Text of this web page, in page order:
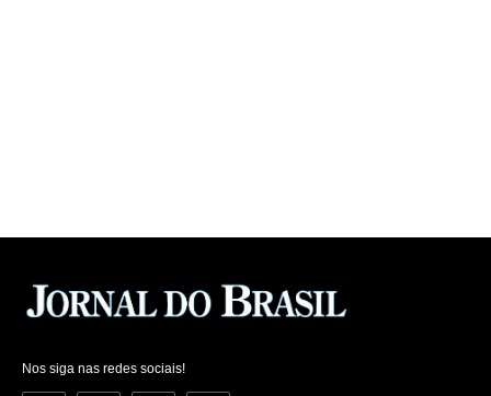
Nos siga nas redes sociais!